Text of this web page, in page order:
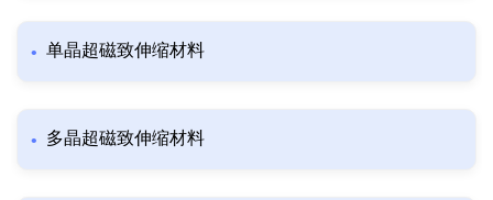
单晶超磁致伸缩材料
多晶超磁致伸缩材料